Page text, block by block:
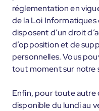
réglementation en
de la Loi
disposent d’un droit
d’opposition et de
personnelles. Vous
tout moment sur notre
Enfin, pour toute autre
disponible du lundi au